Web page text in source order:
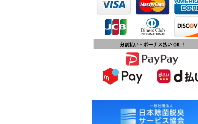
します
2023.10.09
チバテレビ「チバテレ稼ぐ力養成講
座・講座会員インタビュー」で弊社
代表 大屋のインタビューが紹介され
2023.09.27
2023年10月1日オープン！